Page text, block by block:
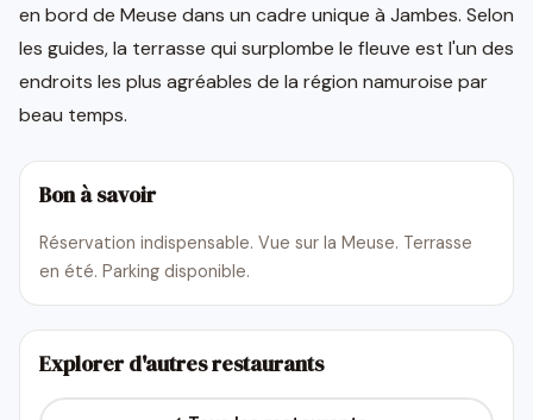
en bord de Meuse dans un cadre unique à Jambes. Selon
les guides, la terrasse qui surplombe le fleuve est l'un des
endroits les plus agréables de la région namuroise par
beau temps.
Bon à savoir
Réservation indispensable. Vue sur la Meuse. Terrasse
en été. Parking disponible.
Explorer d'autres restaurants